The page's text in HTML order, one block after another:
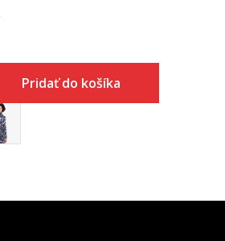
Pridať do košíka